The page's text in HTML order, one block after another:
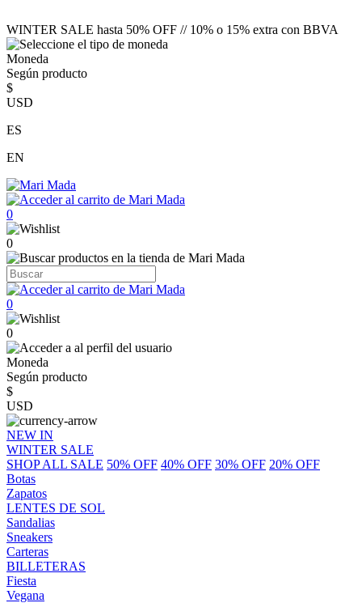
WINTER SALE hasta 50% OFF // 10% o 15% extra con BBVA
Moneda
Según producto
$
USD
ES
EN
0
0
0
0
Moneda
Según producto
$
USD
NEW IN
WINTER SALE
SHOP ALL SALE 50% OFF 40% OFF 30% OFF 20% OFF
Botas
Zapatos
LENTES DE SOL
Sandalias
Sneakers
Carteras
BILLETERAS
Fiesta
Vegana